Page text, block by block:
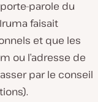
parole du
faisait
et que les
ou l’adresse de
par le conseil